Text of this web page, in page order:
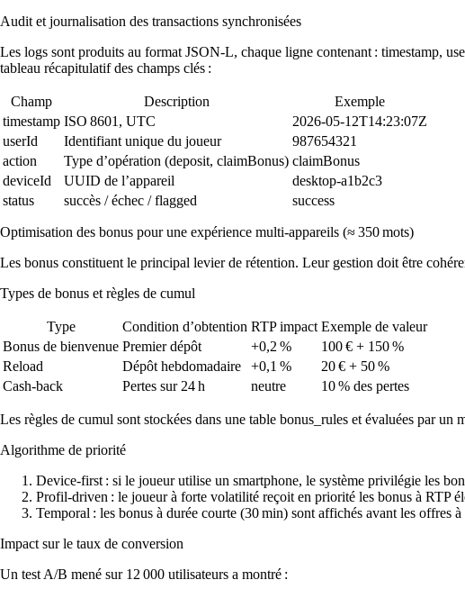
Audit et journalisation des transactions synchronisées
Les logs sont produits au format JSON‑L, chaque ligne contenant : timestamp,
tableau récapitulatif des champs clés :
Champ Description
Exemple
timestamp ISO 8601, UTC
2026‑05‑12T14:23:07Z
userId
Identifiant unique du joueur
987654321
action
Type d’opération (deposit, claimBonus) claimBonus
deviceId
UUID de l’appareil
desktop‑a1b2c3
status
succès / échec / flagged success
Optimisation des bonus pour une expérience multi‑appareils (≈ 350 mots)
Les bonus constituent le principal levier de rétention. Leur gestion doit être
Types de bonus et règles de cumul
Type Condition d’obtention RTP impact Exemple de valeur
Bonus de bienvenue Premier dépôt +0,2 %
100 € + 150 %
Reload
Dépôt hebdomadaire +0,1 %
20 € + 50 %
Cash‑back
Pertes sur 24 h neutre 10 % des pertes
Les règles de cumul sont stockées dans une table bonus_rules et évaluées par un
Algorithme de priorité
Device‑first : si le joueur utilise un smartphone, le système privilégie les
Profil‑driven : le joueur à forte volatilité reçoit en priorité les bonus à RTP
Temporal : les bonus à durée courte (30 min) sont affichés avant les offres
Impact sur le taux de conversion
Un test A/B mené sur 12 000 utilisateurs a montré :